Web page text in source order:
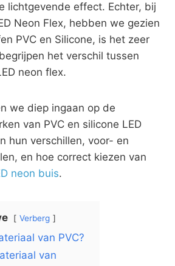
lichtgevende effect. Echter, bij
Neon Flex, hebben we gezien
PVC en Silicone, is het zeer
het verschil tussen
neon flex.
we diep ingaan op de
van PVC en silicone LED
hun verschillen, voor- en
en hoe correct kiezen van
neon buis.
Verberg
van PVC?
van